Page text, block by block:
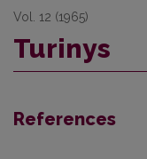
Vol. 12 (1965)
Turinys
References